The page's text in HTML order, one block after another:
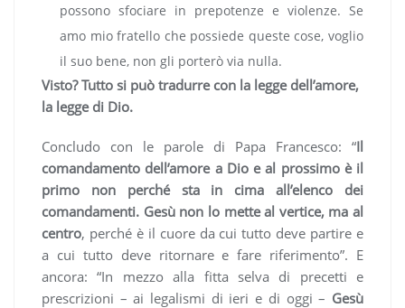
possono sfociare in prepotenze e violenze. Se
amo mio fratello che possiede queste cose, voglio
il suo bene, non gli porterò via nulla.
Visto? Tutto si può tradurre con la legge dell’amore,
la legge di Dio.
Concludo con le parole di Papa Francesco: “Il
comandamento dell’amore a Dio e al prossimo è il
primo non perché sta in cima all’elenco dei
comandamenti. Gesù non lo mette al vertice, ma al
centro, perché è il cuore da cui tutto deve partire e
a cui tutto deve ritornare e fare riferimento”. E
ancora: “In mezzo alla fitta selva di precetti e
prescrizioni – ai legalismi di ieri e di oggi – Gesù